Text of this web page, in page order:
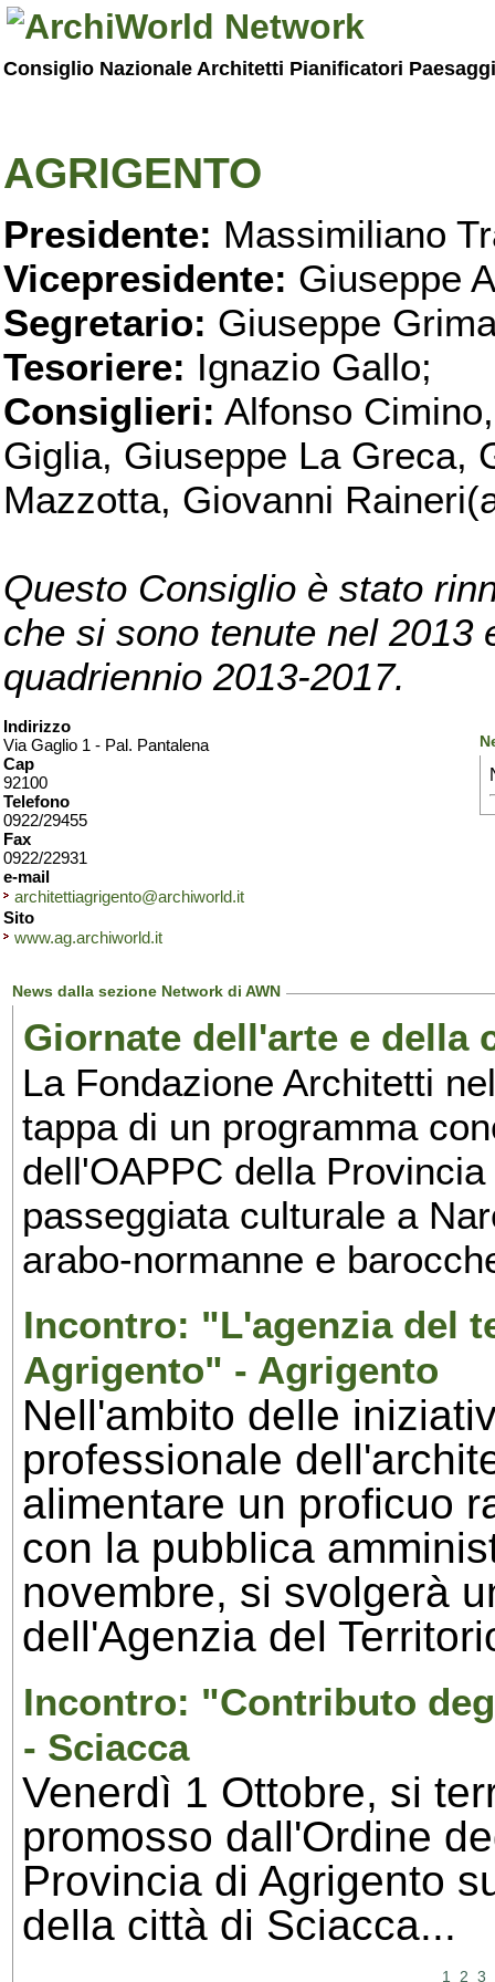
Consiglio Nazionale Architetti Pianificatori
AGRIGENTO
Presidente: Massimiliano
Vicepresidente: Giuseppe
Segretario: Giuseppe
Tesoriere: Ignazio Gallo;
Consiglieri: Alfonso
Giglia, Giuseppe La Greca,
Mazzotta, Giovanni
Questo Consiglio è stato
che si sono tenute nel 2013
quadriennio 2013-2017.
Indirizzo
Via Gaglio 1 - Pal. Pantalena
Cap
92100
Telefono
0922/29455
Fax
0922/22931
e-mail
architettiagrigento@archiworld.it
Sito
www.ag.archiworld.it
News dalla sezione Network di AWN
Giornate dell'arte e della
La Fondazione Architetti
tappa di un programma
dell'OAPPC della
passeggiata culturale a
arabo-normanne e
Incontro: "L'agenzia del
Agrigento" - Agrigento
Nell'ambito delle
professionale
alimentare un proficuo
con la pubblica
novembre, si svolgerà
dell'Agenzia del
Incontro: "Contributo
- Sciacca
Venerdì 1 Ottobre, si
promosso dall'Ordine
Provincia di Agrigento
della città di Sciacca...
1 2 3